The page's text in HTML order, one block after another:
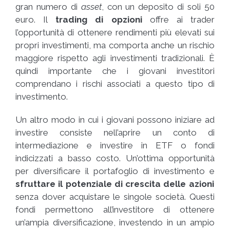
gran numero di asset, con un deposito di soli 50
euro. Il trading di opzionioffre ai trader
l’opportunità di ottenere rendimenti più elevati sui
propri investimenti, ma comporta anche un rischio
maggiore rispetto agli investimenti tradizionali. È
quindi importante che i giovani investitori
comprendano i rischi associati a questo tipo di
investimento.
Un altro modo in cui i giovani possono iniziare ad
investire consiste nell’aprire un conto di
intermediazione e investire in ETF o fondi
indicizzati a basso costo. Un’ottima opportunità
per diversificare il portafoglio di investimento e
sfruttare il potenziale di crescita delle azioni
senza dover acquistare le singole società. Questi
fondi permettono all’investitore di ottenere
un’ampia diversificazione, investendo in un ampio